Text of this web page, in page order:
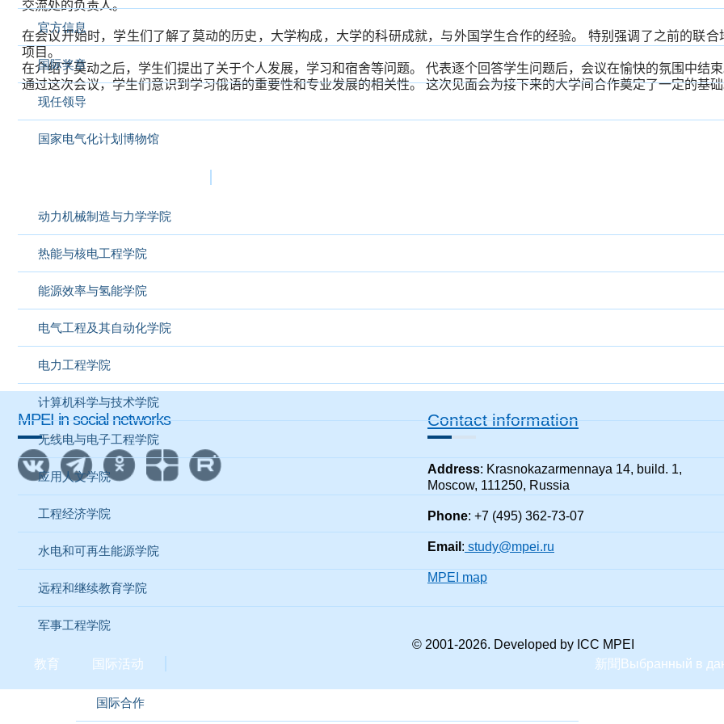
官方信息
国际奖章
现任领导
国家电气化计划博物馆
动力机械制造与力学学院
热能与核电工程学院
能源效率与氢能学院
电气工程及其自动化学院
电力工程学院
计算机科学与技术学院
无线电与电子工程学院
应用人文学院
工程经济学院
水电和可再生能源学院
远程和继续教育学院
军事工程学院
教育 国际活动
国际合作
新聞 Выбранный в
交流处的负责人。
在会议开始时，学生们了解了莫动的历史，大学构成，大学的科研成就，与外国学生合作的经验。
特别强调了之前的联合
项目。
在介绍了莫动之后，学生们提出了关于个人发展，学习和宿舍等问题。
代表逐个回答学生问题后，会议在愉快的氛围中结束
通过这次会议，学生们意识到学习俄语的重要性和专业发展的相关性。 这次见面会为接下来的大学间合作奠定了一定的基
MPEI in social networks Contact information
Address: Krasnokazarmennaya 14, build. 1,
Moscow, 111250, Russia
Phone: +7 (495) 362-73-07
Email : study@mpei.ru
MPEI map
© 2001-2026. Developed by ICC MPEI